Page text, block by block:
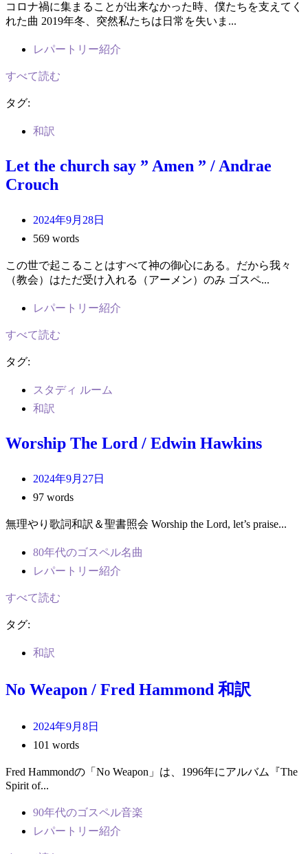
コロナ禍に集まることが出来なかった時、僕たちを支えてく
れた曲 2019年冬、突然私たちは日常を失いま...
レパートリー紹介
すべて読む
タグ:
和訳
Let the church say ” Amen ” / Andrae
Crouch
2024年9月28日
569 words
この世で起こることはすべて神の御心にある。だから我々
（教会）はただ受け入れる（アーメン）のみ ゴスペ...
レパートリー紹介
すべて読む
タグ:
スタディ ルーム
和訳
Worship The Lord / Edwin Hawkins
2024年9月27日
97 words
無理やり歌詞和訳＆聖書照会 Worship the Lord, let’s praise...
80年代のゴスペル名曲
レパートリー紹介
すべて読む
タグ:
和訳
No Weapon / Fred Hammond 和訳
2024年9月8日
101 words
Fred Hammondの「No Weapon」は、1996年にアルバム『The
Spirit of...
90年代のゴスペル音楽
レパートリー紹介